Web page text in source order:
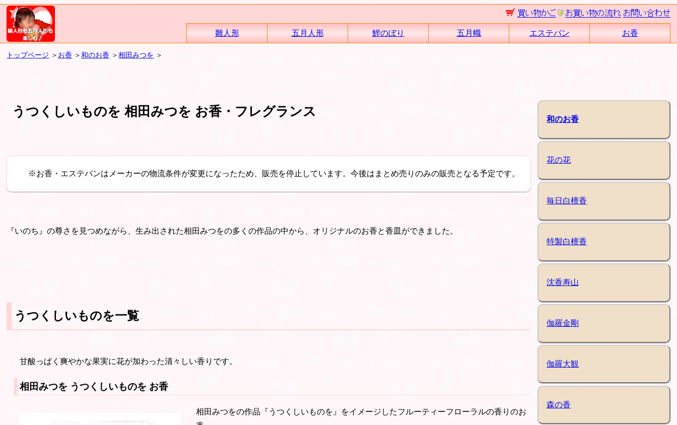
雛人形 五月人形 鯉のぼり 五月幟 エステバン お香
トップページ ＞ お香 ＞和のお香 ＞相田みつを ＞
うつくしいものを 相田みつを お香・フレグランス
※お香・エステバンはメーカーの物流条件が変更になったため、販売を停止しています。今後はまとめ売りのみの販売となる予定です。
『いのち』の尊さを見つめながら、生み出された相田みつをの多くの作品の中から、オリジナルのお香と香皿ができました。
うつくしいものを一覧
甘酸っぱく爽やかな果実に花が加わった清々しい香りです。
相田みつを うつくしいものを お香
相田みつをの作品『うつくしいものを』をイメージしたフルーティーフローラルの香りのお
和のお香
花の花
毎日白檀香
特製白檀香
沈香寿山
伽羅金剛
伽羅大観
森の香